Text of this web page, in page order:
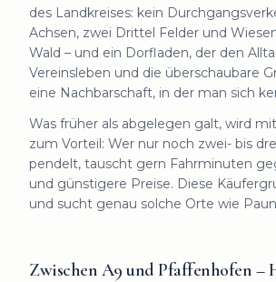
des Landkreises: kein
Achsen, zwei Drittel Felder und
Wald – und ein Dorfladen, der den
Vereinsleben und die überschaubare
eine Nachbarschaft, in der man sich
Was früher als abgelegen galt, wird
zum Vorteil: Wer nur noch zwei- bis
pendelt, tauscht gern Fahrminuten
und günstigere Preise. Diese
und sucht genau solche Orte wie
Zwischen A9 und Pfaffenhofen –